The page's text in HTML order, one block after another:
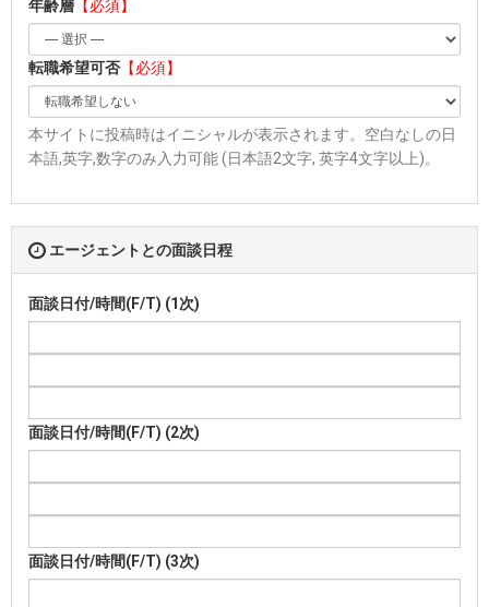
年齢層 【必須】
転職希望可否【必須】
本サイトに投稿時はイニシャルが表示されます。空白なしの日
本語,英字,数字のみ入力可能 (日本語2文字, 英字4文字以上)。
エージェントとの面談日程
面談日付/時間(F/T) (1次)
面談日付/時間(F/T) (2次)
面談日付/時間(F/T) (3次)